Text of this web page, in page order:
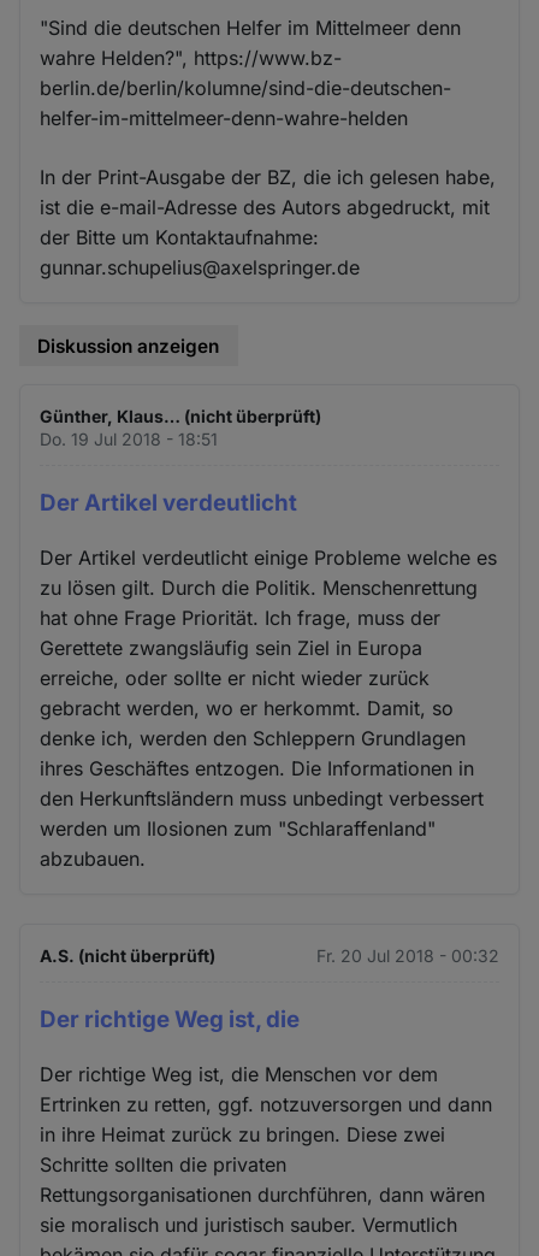
"Sind die deutschen Helfer im Mittelmeer denn
wahre Helden?", https://www.bz-
berlin.de/berlin/kolumne/sind-die-deutschen-
helfer-im-mittelmeer-denn-wahre-helden
In der Print-Ausgabe der BZ, die ich gelesen habe,
ist die e-mail-Adresse des Autors abgedruckt, mit
der Bitte um Kontaktaufnahme:
gunnar.schupelius@axelspringer.de
Diskussion anzeigen
Günther, Klaus… (nicht überprüft)
Do. 19 Jul 2018 - 18:51
Der Artikel verdeutlicht
Der Artikel verdeutlicht einige Probleme welche es
zu lösen gilt. Durch die Politik. Menschenrettung
hat ohne Frage Priorität. Ich frage, muss der
Gerettete zwangsläufig sein Ziel in Europa
erreiche, oder sollte er nicht wieder zurück
gebracht werden, wo er herkommt. Damit, so
denke ich, werden den Schleppern Grundlagen
ihres Geschäftes entzogen. Die Informationen in
den Herkunftsländern muss unbedingt verbessert
werden um Ilosionen zum "Schlaraffenland"
abzubauen.
A.S. (nicht überprüft) Fr. 20 Jul 2018 - 00:32
Der richtige Weg ist, die
Der richtige Weg ist, die Menschen vor dem
Ertrinken zu retten, ggf. notzuversorgen und dann
in ihre Heimat zurück zu bringen. Diese zwei
Schritte sollten die privaten
Rettungsorganisationen durchführen, dann wären
sie moralisch und juristisch sauber. Vermutlich